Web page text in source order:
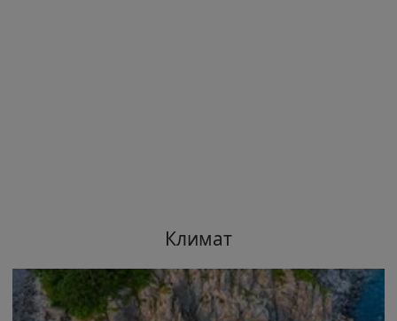
Климат